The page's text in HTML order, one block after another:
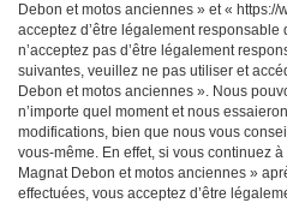
Debon et motos anciennes » et «
acceptez d’être légalement
n’acceptez pas d’être légalement
suivantes, veuillez ne pas utiliser et
Debon et motos anciennes ». Nous
n’importe quel moment et nous
modifications, bien que nous vous
vous-même. En effet, si vous continuez
Magnat Debon et motos anciennes »
effectuées, vous acceptez d’être